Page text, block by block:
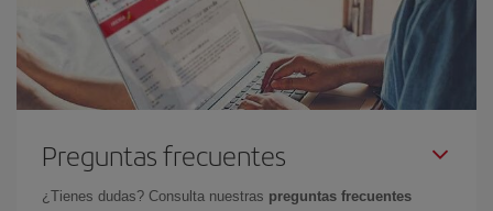
Preguntas frecuentes
¿Tienes dudas? Consulta nuestras preguntas frecuentes